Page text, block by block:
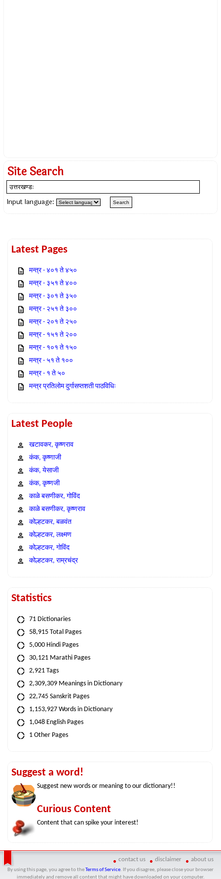
Site Search
Input language:
Latest Pages
मन्त्र - ४०१ ते ४५०
मन्त्र - ३५१ ते ४००
मन्त्र - ३०१ ते ३५०
मन्त्र - २५१ ते ३००
मन्त्र - २०१ ते २५०
मन्त्र - १५१ ते २००
मन्त्र - १०१ ते १५०
मन्त्र - ५१ ते १००
मन्त्र - १ ते ५०
मन्त्र प्रतिलोम दुर्गासप्तशती पाठविधिः
Latest People
खटावकर, कृष्णराव
कंक, कृष्णाजी
कंक, येसाजी
कंक, कृष्णजी
काळे बसणीकर, गोविंद
काळे बसणीकर, कृष्णराव
कोल्हटकर, बळवंत
कोल्हटकर, लक्ष्मण
कोल्हटकर, गोविंद
कोल्हटकर, राम्रचंद्र
Statistics
71 Dictionaries
58,915 Total Pages
5,000 Hindi Pages
30,121 Marathi Pages
2,921 Tags
2,309,309 Meanings in Dictionary
22,745 Sanskrit Pages
1,153,927 Words in Dictionary
1,048 English Pages
1 Other Pages
Suggest a word!
Suggest new words or meaning to our dictionary!!
Curious Content
Content that can spike your interest!
contact us disclaimer about us
By using this page, you agree to the Terms of Service. If you disagree, please close your browser
immediately and remove all content that might have downloaded on your computer.